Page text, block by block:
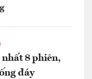
8 phiên,
đáy